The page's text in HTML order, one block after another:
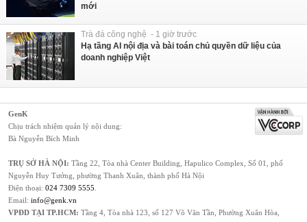
mới
Trà đá công nghệ - 1 giờ trước
Hạ tầng AI nội địa và bài toán chủ quyền dữ liệu của
doanh nghiệp Việt
GenK
Chịu trách nhiệm quản lý nội dung:
Bà Nguyễn Bích Minh
TRỤ SỞ HÀ NỘI: Tầng 22, Tòa nhà Center Building, Hapulico Complex, Số 01, phố
Nguyễn Huy Tưởng, phường Thanh Xuân, thành phố Hà Nội
Điện thoại: 024 7309 5555
Email: info@genk.vn
VPĐD TẠI TP.HCM: Tầng 4, Tòa nhà 123, số 127 Võ Văn Tần, Phường Xuân Hòa,